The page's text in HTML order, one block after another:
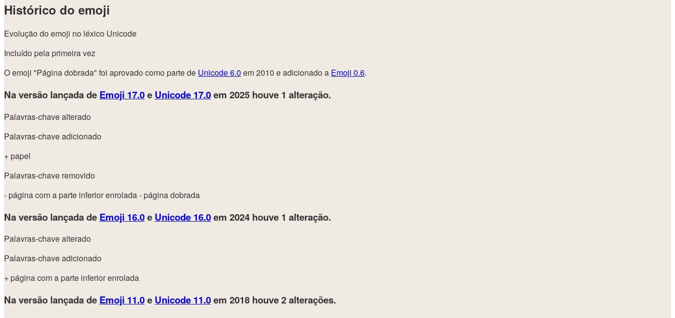
Histórico do emoji
Evolução do emoji no léxico Unicode
Incluído pela primeira vez
O emoji "Página dobrada" foi aprovado como parte de Unicode 6.0 em 2010 e adicionado a Emoji 0.6.
Na versão lançada de Emoji 17.0e Unicode 17.0em 2025 houve 1 alteração.
Palavras-chave alterado
Palavras-chave adicionado
+ papel
Palavras-chave removido
- página com a parte inferior enrolada- página dobrada
Na versão lançada de Emoji 16.0e Unicode 16.0em 2024 houve 1 alteração.
Palavras-chave alterado
Palavras-chave adicionado
+ página com a parte inferior enrolada
Na versão lançada de Emoji 11.0e Unicode 11.0em 2018 houve 2 alterações.